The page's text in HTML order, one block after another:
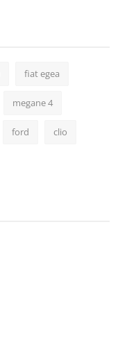
fiat egea
megane 4
ford clio